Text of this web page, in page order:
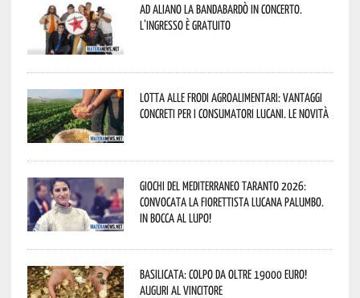
Ad Aliano la Bandabardò in concerto.
L’ingresso è gratuito
Lotta alle frodi agroalimentari: vantaggi
concreti per i consumatori lucani. Le novità
Giochi del Mediterraneo Taranto 2026:
convocata la fiorettista lucana Palumbo.
In bocca al lupo!
Basilicata: colpo da oltre 19000 Euro!
Auguri al vincitore